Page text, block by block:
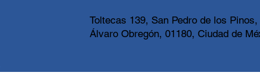
Toltecas 139, San Pedro de los Pinos,
Álvaro Obregón, 01180, Ciudad de